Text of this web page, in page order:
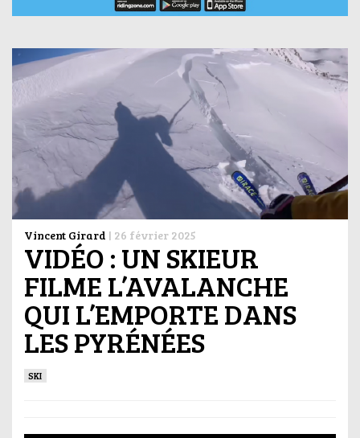
Vincent Girard | 26 février 2025
VIDÉO : UN SKIEUR
FILME L’AVALANCHE
QUI L’EMPORTE DANS
LES PYRÉNÉES
SKI